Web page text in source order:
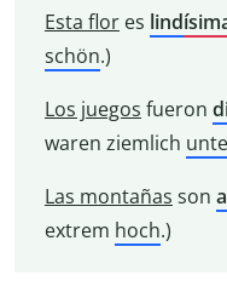
Esta flores lind
schön.)
Los juegos fueron
waren ziemlich
Las montañas son
extrem hoch.)